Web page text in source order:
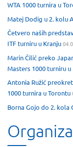
WTA 1000 turnira u
Matej Dodig u 2. kolu
Četvero naših
ITF turniru u Kranju
Marin Čilić preko
Masters 1000 turniru
Antonia Ružić
1000 turnira u Torontu
Borna Gojo do 2. kola